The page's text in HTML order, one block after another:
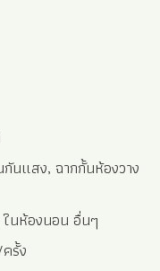
อด 24 ช.ม.
บาท
อน